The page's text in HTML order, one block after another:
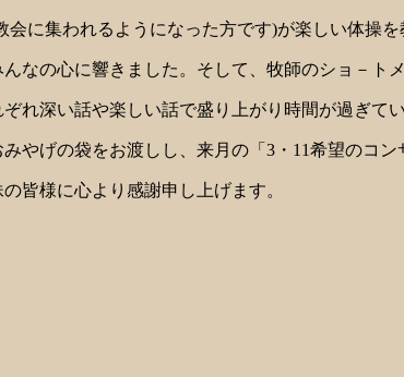
に集われるようになった方です)が楽しい体操を
の心に響きました。そして、牧師のショ－トメ
深い話や楽しい話で盛り上がり時間が過ぎてい
げの袋をお渡しし、来月の「3・11希望のコン
皆様に心より感謝申し上げます。